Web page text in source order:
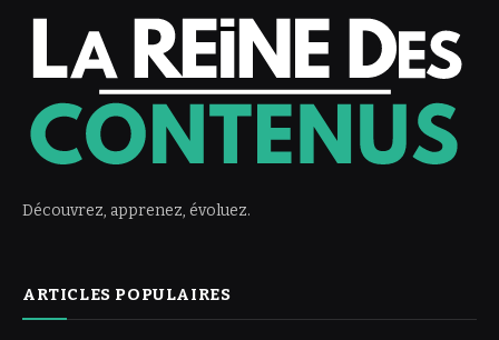
Découvrez, apprenez, évoluez.
ARTICLES POPULAIRES